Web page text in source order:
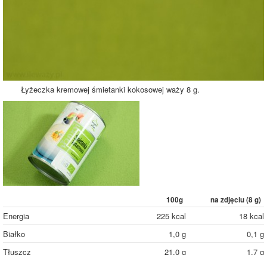
Łyżeczka kremowej śmietanki kokosowej waży 8 g.
100g na zdjęciu (8 g)
Energia 225 kcal
18 kcal
Białko
1,0 g
0,1 g
Tłuszcz
21,0 g
1,7 g